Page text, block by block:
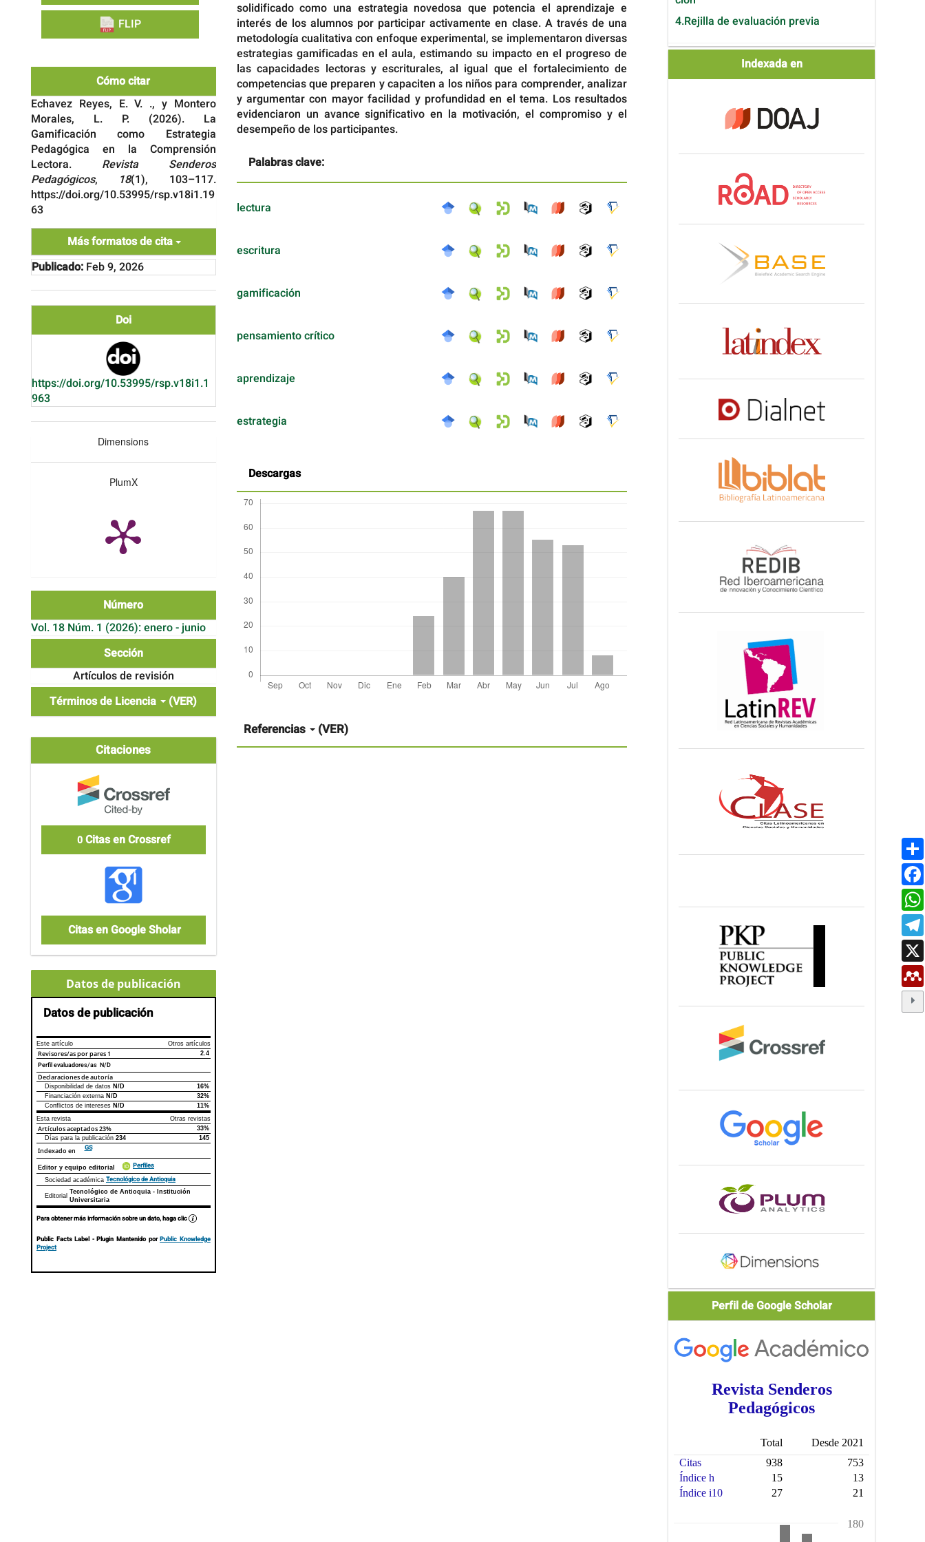
FLIP
Cómo citar
Echavez Reyes, E. V. ., y Montero
Morales, L. P. (2026). La
Gamificación como Estrategia
Pedagógica en la Comprensión
Lectora. Revista Senderos
Pedagógicos, 18(1), 103–117.
https://doi.org/10.53995/rsp.v18i1.19
63
Más formatos de cita
Publicado: Feb 9, 2026
Doi
https://doi.org/10.53995/rsp.v18i1.1
963
Dimensions
PlumX
Número
Vol. 18 Núm. 1 (2026): enero - junio
Sección
Artículos de revisión
Términos de Licencia
(VER)
Citaciones
0Citas en Crossref
Citas en Google Sholar
Datos de publicación
Datos de publicación
Este artículo Otros artículos
Revisores/as por pares 1 2.4
Perfil evaluadores/as N/D
Declaraciones de autoría
Declaraciones de autoríaEste artículo
Disponibilidad de datos N/D
16%
Financiación externa N/D
32%
Conflictos de intereses N/D
11%
Esta revista
Otras revistas
Artículos aceptados23%
33%
Días para la publicación 234 145
Indexado en GS
Editor y equipo editorial Perfiles
Sociedad académica Tecnológico de Antioquia
Editorial
Tecnológico de Antioquia - Institución
Universitaria
Para obtener más información sobre un dato, haga clic
Public Facts Label - Plugin Mantenido porPublic Knowledge
Project
solidificado como una estrategia novedosa que potencia el aprendizaje e
interés de los alumnos por participar activamente en clase. A través de una
metodología cualitativa con enfoque experimental, se implementaron diversas
estrategias gamificadas en el aula, estimando su impacto en el progreso de
las capacidades lectoras y escriturales, al igual que el fortalecimiento de
competencias que preparen y capaciten a los niños para comprender, analizar
y argumentar con mayor facilidad y profundidad en el tema. Los resultados
evidenciaron un avance significativo en la motivación, el compromiso y el
desempeño de los participantes.
Palabras clave:
lectura
escritura
gamificación
pensamiento crítico
aprendizaje
estrategia
Descargas
artículo
Referencias (VER)
4.Rejilla de evaluación previa
Indexada en
ScholarPerfil de Google Scholar